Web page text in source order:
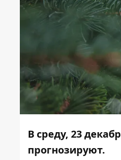
В среду, 23
прогнозируют.